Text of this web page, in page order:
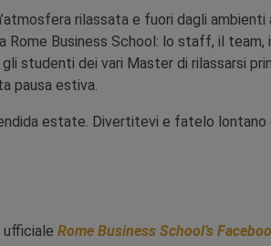
rilassata e fuori dagli ambienti
Business School: lo staff, il team,
studenti dei vari Master di rilassarsi
pausa estiva.
estate. Divertitevi e fatelo lontano
Rome Business School’s